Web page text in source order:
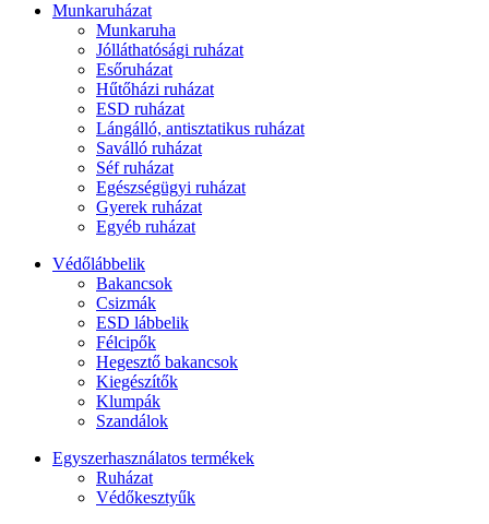
Munkaruházat
Munkaruha
Jólláthatósági ruházat
Esőruházat
Hűtőházi ruházat
ESD ruházat
Lángálló, antisztatikus ruházat
Saválló ruházat
Séf ruházat
Egészségügyi ruházat
Gyerek ruházat
Egyéb ruházat
Védőlábbelik
Bakancsok
Csizmák
ESD lábbelik
Félcipők
Hegesztő bakancsok
Kiegészítők
Klumpák
Szandálok
Egyszerhasználatos termékek
Ruházat
Védőkesztyűk